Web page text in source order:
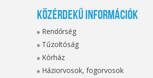
Közérdekű információk
Rendőrség
Tűzoltóság
Kórház
Háziorvosok, fogorvosok